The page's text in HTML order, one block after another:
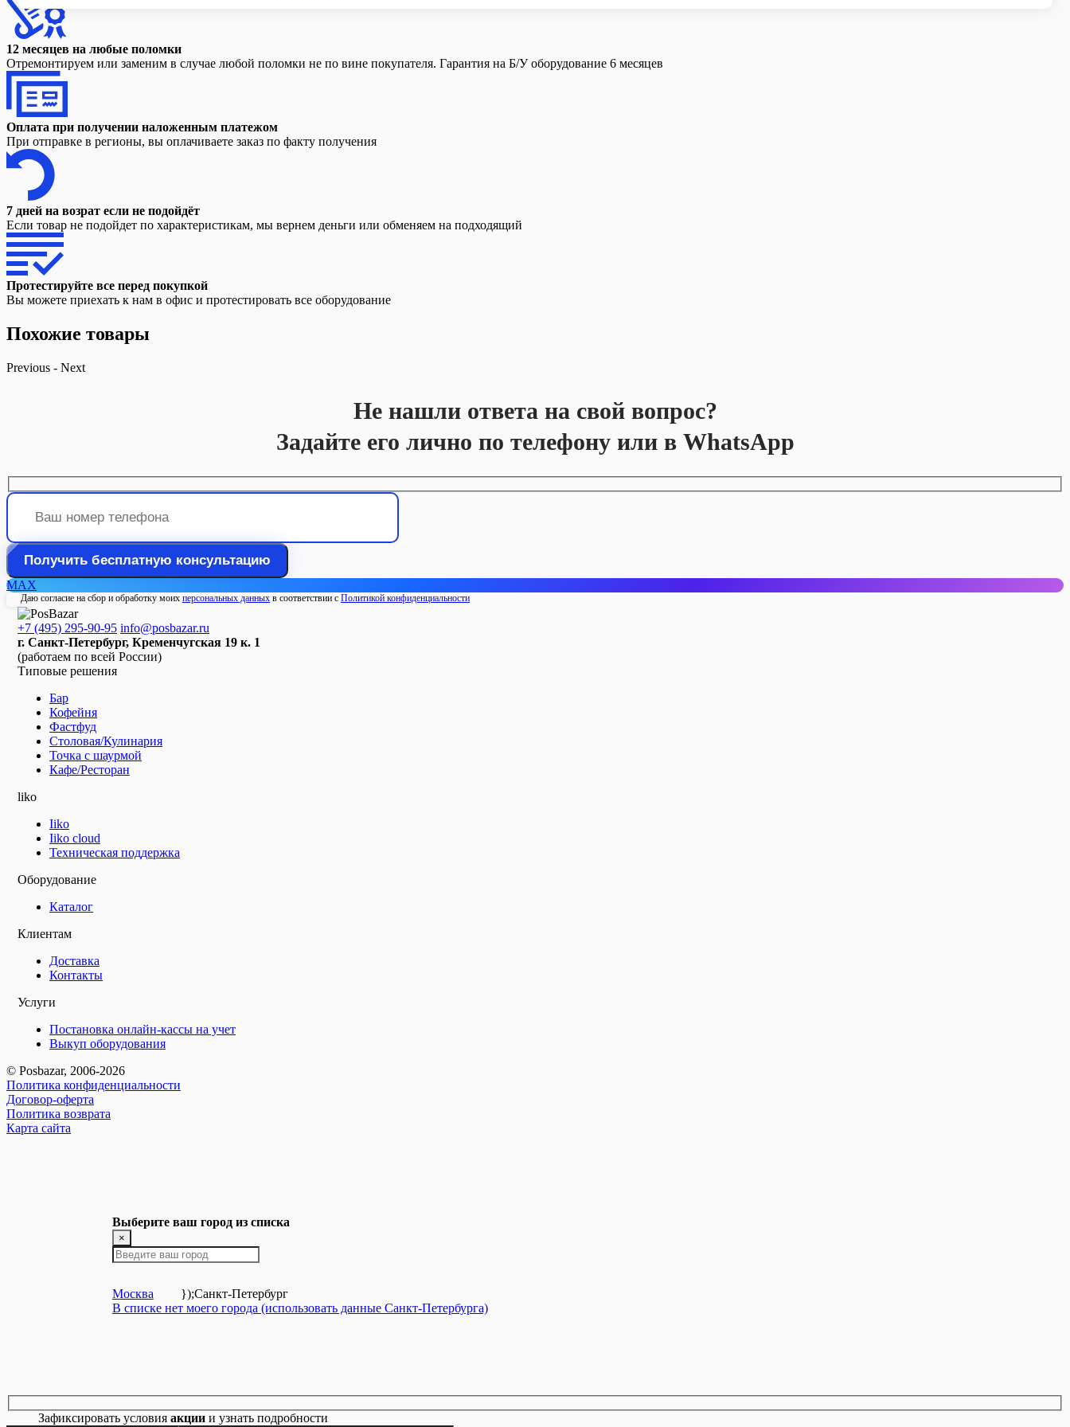
12 месяцев на любые поломки
Отремонтируем или заменим в случае любой поломки не по вине покупателя. Гарантия на Б/У оборудование 6 месяцев
Оплата при получении наложенным платежом
При отправке в регионы, вы оплачиваете заказ по факту получения
7 дней на возрат если не подойдёт
Если товар не подойдет по характеристикам, мы вернем деньги или обменяем на подходящий
Протестируйте все перед покупкой
Вы можете приехать к нам в офис и протестировать все оборудование
Похожие товары
Previous - Next
Не нашли ответа на свой вопрос?
Задайте его лично по телефону или в WhatsApp
MAX
Даю согласие на сбор и обработку моих персональных данных в соответствии с Политикой конфиденциальности
+7 (495) 295-90-95 info@posbazar.ru
г. Санкт-Петербург, Кременчугская 19 к. 1
(работаем по всей России)
Типовые решения
Бар
Кофейня
Фастфуд
Столовая/Кулинария
Точка с шаурмой
Кафе/Ресторан
liko
Iiko
Iiko cloud
Техническая поддержка
Оборудование
Каталог
Клиентам
Доставка
Контакты
Услуги
Постановка онлайн-кассы на учет
Выкуп оборудования
© Posbazar, 2006-2026
Политика конфиденциальности
Договор-оферта
Политика возврата
Карта сайта
Выберите ваш город из списка
×
Москва });Санкт-Петербург
В списке нет моего города (использовать данные Санкт-Петербурга)
Зафиксировать условия акции и узнать подробности